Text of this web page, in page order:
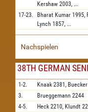
Kershaw 2003, ...
17-23. Bharat Kumar 1995,
Lynch 1857, ...
Nachspielen
38TH GERMAN
1-2. Knaak 2381, Buecker
3.
Brueggemann 2244
4-5.
Heck 2210, Klundt